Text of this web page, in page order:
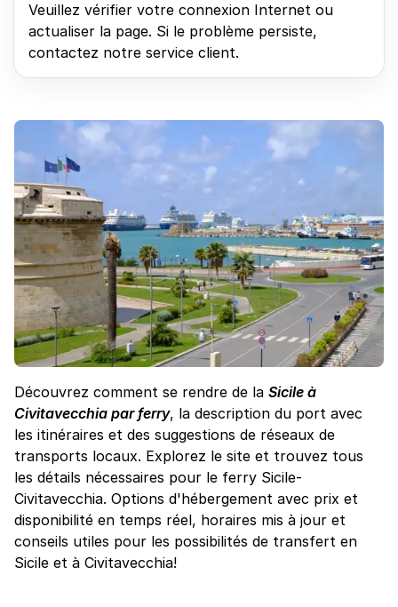
Découvrez comment se rendre de la Sicile à
Civitavecchia par ferry, la description du port avec
les itinéraires et des suggestions de réseaux de
transports locaux. Explorez le site et trouvez tous
les détails nécessaires pour le ferry Sicile-
Civitavecchia. Options d'hébergement avec prix et
disponibilité en temps réel, horaires mis à jour et
conseils utiles pour les possibilités de transfert en
Sicile et à Civitavecchia!
Veuillez vérifier votre connexion Internet ou
actualiser la page. Si le problème persiste,
contactez notre service client.